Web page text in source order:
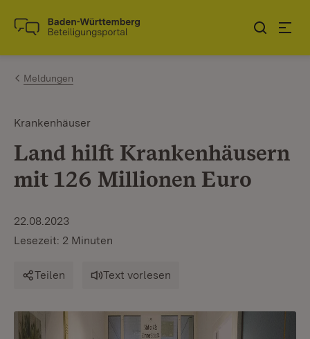
Zum Inhalt springen
Link zur Startseite
Meldungen
Krankenhäuser
Land hilft Krankenhäusern
mit 126 Millionen Euro
22.08.2023
Lesezeit: 2 Minuten
Teilen Text vorlesen